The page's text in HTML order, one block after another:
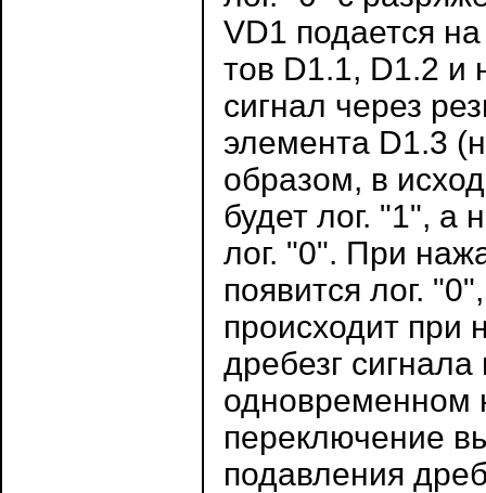
VD1 подается
тов D1.1, D1.2 и
сигнал через
элемента D1.3
образом, в
будет лог. "1", а
лог. "0". При
появится лог.
происходит при
дребезг
одновременном
переключение
подавления